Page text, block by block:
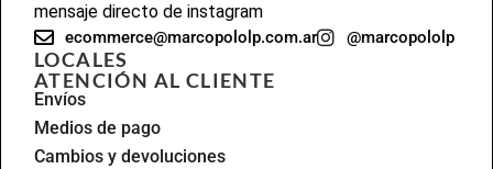
mensaje directo de instagram
ecommerce@marcopololp.com.ar @marcopololp
LOCALES
ATENCIÓN AL CLIENTE
Envíos
Medios de pago
Cambios y devoluciones